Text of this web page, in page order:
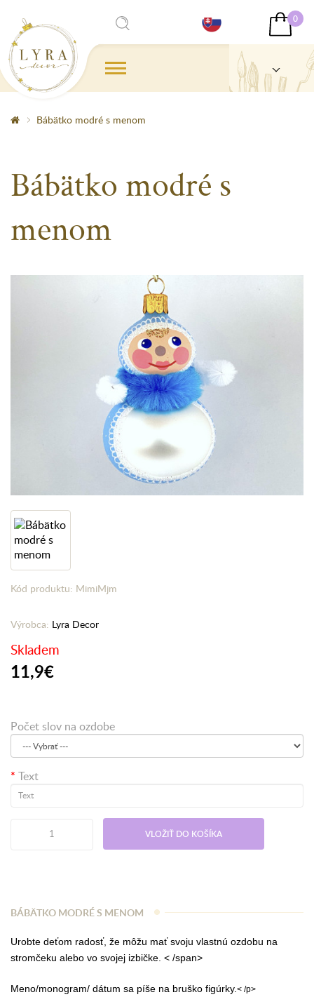
0
Bábätko modré s menom
Bábätko modré s
menom
Kód produktu: MimiMjm
Výrobca: Lyra Decor
Skladem
11,9€
Počet slov na ozdobe
Text
VLOŽIŤ DO KOŠÍKA
BÁBÄTKO MODRÉ S MENOM
Urobte deťom radosť, že môžu mať svoju vlastnú ozdobu na
stromčeku alebo vo svojej izbičke. < /span>
Meno/monogram/ dátum sa píše na bruško figúrky. < /p>